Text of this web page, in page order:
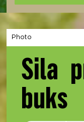
Choose a section
Sila
buks